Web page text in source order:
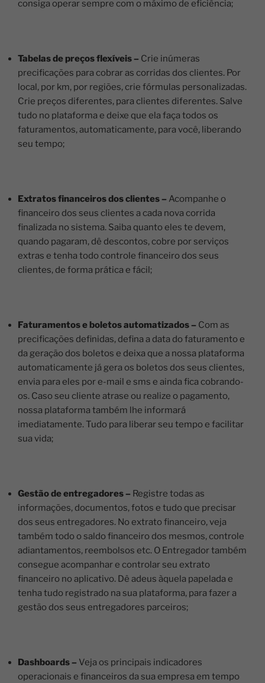
consiga operar sempre com o máximo de eficiência;
Tabelas de preços flexíveis – Crie inúmeras
precificações para cobrar as corridas dos clientes. Por
local, por km, por regiões, crie fórmulas personalizadas.
Crie preços diferentes, para clientes diferentes. Salve
tudo no plataforma e deixe que ela faça todos os
faturamentos, automaticamente, para você, liberando
seu tempo;
Extratos financeiros dos clientes – Acompanhe o
financeiro dos seus clientes a cada nova corrida
finalizada no sistema. Saiba quanto eles te devem,
quando pagaram, dê descontos, cobre por serviços
extras e tenha todo controle financeiro dos seus
clientes, de forma prática e fácil;
Faturamentos e boletos automatizados – Com as
precificações definidas, defina a data do faturamento e
da geração dos boletos e deixa que a nossa plataforma
automaticamente já gera os boletos dos seus clientes,
envia para eles por e-mail e sms e ainda fica cobrando-
os. Caso seu cliente atrase ou realize o pagamento,
nossa plataforma também lhe informará
imediatamente. Tudo para liberar seu tempo e facilitar
sua vida;
Gestão de entregadores– Registre todas as
informações, documentos, fotos e tudo que precisar
dos seus entregadores. No extrato financeiro, veja
também todo o saldo financeiro dos mesmos, controle
adiantamentos, reembolsos etc. O Entregador também
consegue acompanhar e controlar seu extrato
financeiro no aplicativo. Dê adeus àquela papelada e
tenha tudo registrado na sua plataforma, para fazer a
gestão dos seus entregadores parceiros;
Dashboards – Veja os principais indicadores
operacionais e financeiros da sua empresa em tempo